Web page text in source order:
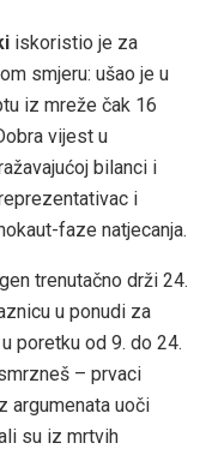
iskoristio je za
smjeru: ušao je u
iz mreže čak 16
vijest u
bilanci i
i
faze natjecanja.
trenutačno drži 24.
u ponudi za
poretku od 9. do 24.
– prvaci
argumenata uoči
su iz mrtvih